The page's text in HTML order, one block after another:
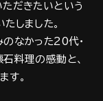
だきたいという
しました。
なかった20代・
料理の感動と、
す。